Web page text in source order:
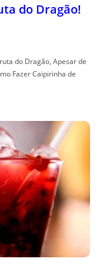
do Dragão!
do Dragão, Apesar de
Fazer Caipirinha de